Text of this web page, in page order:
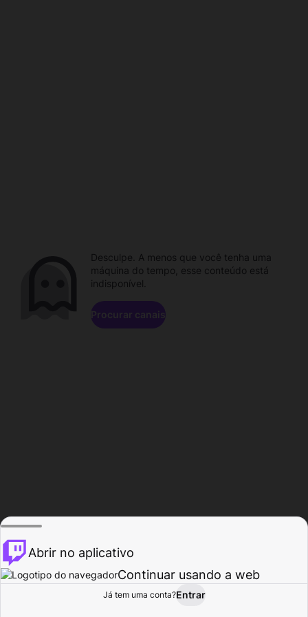
Procurar Atividade
Desculpe. A menos que você tenha uma
máquina do tempo, esse conteúdo está
indisponível.
Procurar canais
Abrir no aplicativo
Continuar usando a web
Já tem uma conta?Entrar